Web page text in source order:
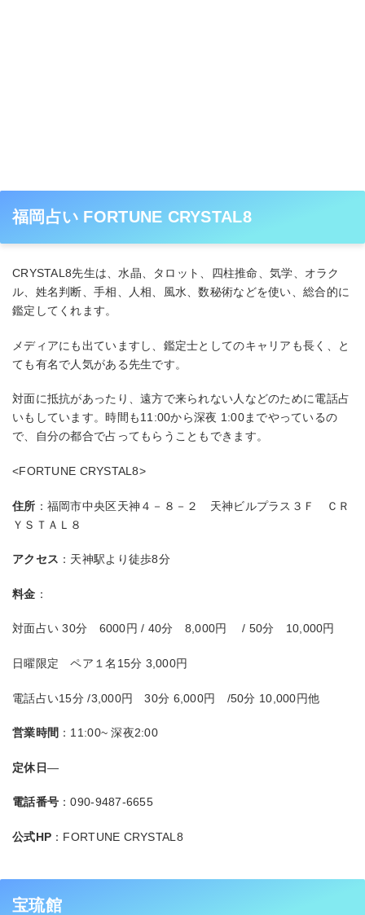
福岡占い FORTUNE CRYSTAL8
CRYSTAL8先生は、水晶、タロット、四柱推命、気学、オラク
ル、姓名判断、手相、人相、風水、数秘術などを使い、総合的に
鑑定してくれます。
メディアにも出ていますし、鑑定士としてのキャリアも長く、と
ても有名で人気がある先生です。
対面に抵抗があったり、遠方で来られない人などのために電話占
いもしています。時間も11:00から深夜 1:00までやっているの
で、自分の都合で占ってもらうこともできます。
<FORTUNE CRYSTAL8>
住所 ：福岡市中央区天神４－８－２ 天神ビルプラス３Ｆ ＣＲ
ＹＳＴＡＬ８
アクセス ：天神駅より徒歩8分
料金 ：
対面占い 30分 6000円 / 40分 8,000円 / 50分 10,000円
日曜限定 ペア１名15分 3,000円
電話占い15分 /3,000円 30分 6,000円 /50分 10,000円他
営業時間 ：11:00~ 深夜2:00
定休日―
電話番号 ：090-9487-6655
公式HP ：FORTUNE CRYSTAL8
宝琉館